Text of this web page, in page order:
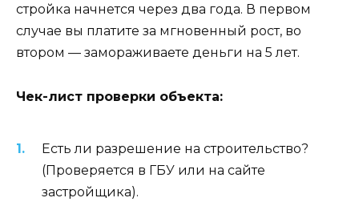
стройка начнется через два года. В первом
случае вы платите за мгновенный рост, во
втором — замораживаете деньги на 5 лет.
Чек-лист проверки объекта:
Есть ли разрешение на строительство?
(Проверяется в ГБУ или на сайте
застройщика).